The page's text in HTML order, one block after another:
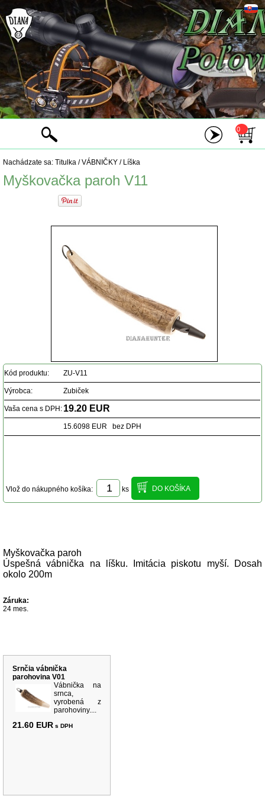
0
Nachádzate sa: Titulka /VÁBNIČKY / Líška
Myškovačka paroh V11
Kód produktu: ZU-V11
Výrobca: Zubiček
Vaša cena s DPH: 19.20 EUR
15.6098 EUR bez DPH
Vlož do nákupného košíka: ks
Myškovačka paroh
Úspešná vábnička na líšku. Imitácia piskotu myší. Dosah
okolo 200m
Záruka:
24 mes.
Srnčia vábnička
parohovina V01
Vábnička na
srnca,
vyrobená z
parohoviny....
21.60 EUR s DPH